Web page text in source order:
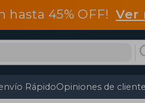
hasta 45% OFF!Ver
RápidoOpiniones de